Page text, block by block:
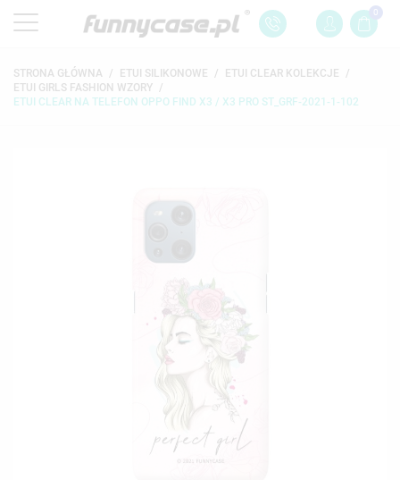
0
STRONA GŁÓWNA ETUI SILIKONOWE
ETUI CLEAR KOLEKCJE
ETUI GIRLS FASHION WZORY
ETUI CLEAR NA TELEFON OPPO FIND X3 / X3 PRO ST_GRF-2021-1-102